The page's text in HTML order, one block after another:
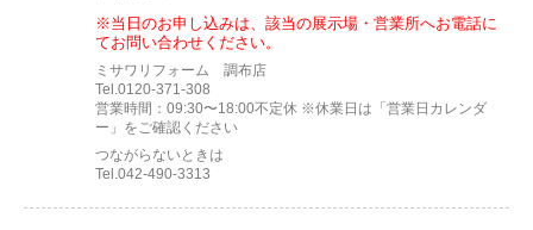
※当日のお申し込みは、該当の展示場・営業所へお電話に
てお問い合わせください。
ミサワリフォーム 調布店
Tel.0120-371-308
営業時間：09:30〜18:00不定休 ※休業日は「営業日カレンダ
ー」をご確認ください
つながらないときは
Tel.042-490-3313